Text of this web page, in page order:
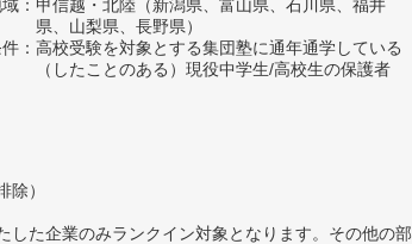
：甲信越・北陸（新潟県、富山県、石川県、福井
県、山梨県、長野県）
：高校受験を対象とする集団塾に通年通学している
（したことのある）現役中学生/高校生の保護者
）
た企業のみランクイン対象となります。その他の部